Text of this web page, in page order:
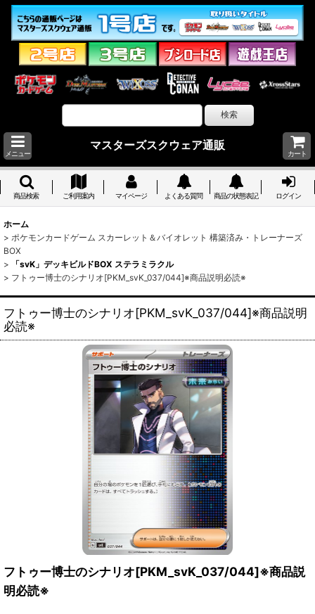
メニュー
マスターズスクウェア通販
カート
商品検索 ご利用案内 マイページ よくある質問 商品の状態表記 ログイン
ホーム
> ポケモンカードゲーム スカーレット＆バイオレット 構築済み・トレーナーズ
BOX
>
「svK」デッキビルドBOX ステラミラクル
> フトゥー博士のシナリオ[PKM_svK_037/044]※商品説明必読※
フトゥー博士のシナリオ[PKM_svK_037/044]※商品説明
必読※
フトゥー博士のシナリオ[PKM_svK_037/044]※商品説
明必読※